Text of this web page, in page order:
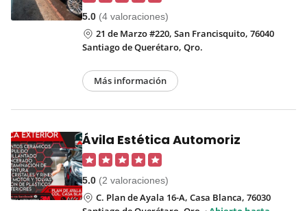
5.0 (4 valoraciones)
21 de Marzo #220, San Francisquito, 76040
Santiago de Querétaro, Qro.
Más información
Ávila Estética Automoriz
5.0 (2 valoraciones)
C. Plan de Ayala 16-A, Casa Blanca, 76030